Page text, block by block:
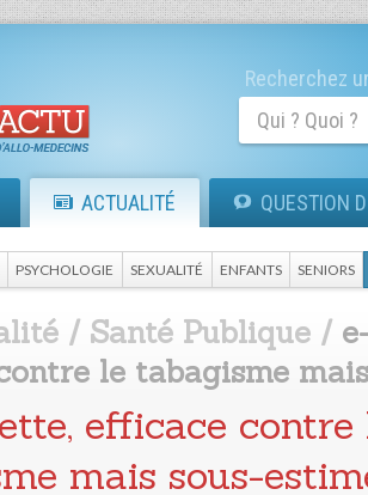
Recherchez
ACTUALITÉ QUESTION
PSYCHOLOGIE SEXUALITÉ ENFANTS SENIORS
/ Santé Publique /
le tabagisme
efficace contre
mais sous-